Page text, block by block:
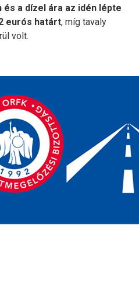
és a dízel ára az idén lépte
eurós határt, míg tavaly
volt.